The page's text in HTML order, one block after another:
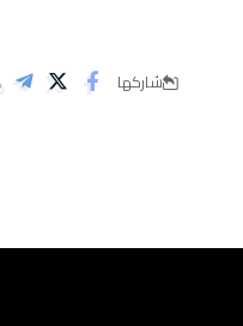
شاركها